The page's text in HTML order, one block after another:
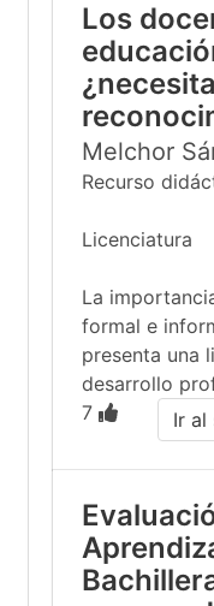
Los
Melchor
Recurso
Licenciatura
La
formal e
presenta una
desarrollo
7
Ir al